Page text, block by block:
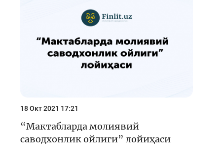
18 Окт 2021 17:21
“Мактабларда молиявий
саводхонлик ойлиги” лойиҳаси